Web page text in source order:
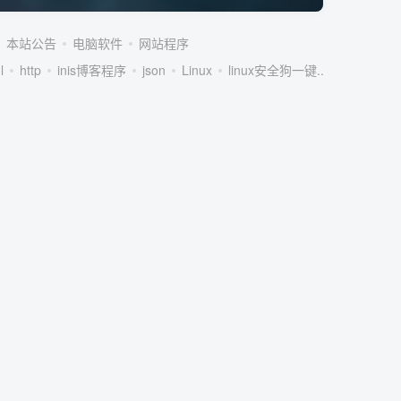
本站公告 电脑软件
网站程序
http inis博客程序 json Linux linux安全狗一键...